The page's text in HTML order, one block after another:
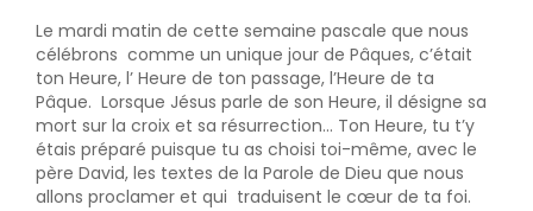
Le mardi matin de cette semaine pascale que nous
célébrons comme un unique jour de Pâques, c’était
ton Heure, l’ Heure de ton passage, l’Heure de ta
Pâque. Lorsque Jésus parle de son Heure, il désigne sa
mort sur la croix et sa résurrection... Ton Heure, tu t’y
étais préparé puisque tu as choisi toi-même, avec le
père David, les textes de la Parole de Dieu que nous
allons proclamer et qui traduisent le cœur de ta foi.